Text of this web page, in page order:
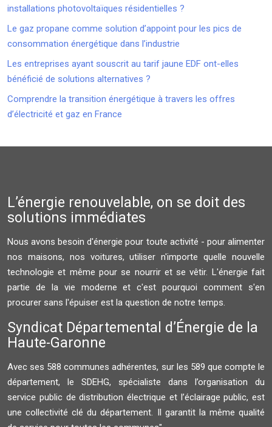
installations photovoltaïques résidentielles ?
Le gaz propane comme solution d’appoint pour les pics de
consommation énergétique dans l’industrie
Les entreprises ayant souscrit au tarif jaune EDF ont-elles
bénéficié de solutions alternatives ?
Comprendre la transition énergétique à travers les offres
d’électricité et gaz en France
L’énergie renouvelable, on se doit des
solutions immédiates
Nous avons besoin d'énergie pour toute activité - pour alimenter
nos maisons, nos voitures, utiliser n'importe quelle nouvelle
technologie et même pour se nourrir et se vêtir. L'énergie fait
partie de la vie moderne et c'est pourquoi comment s'en
procurer sans l'épuiser est la question de notre temps.
Syndicat Départemental d’Énergie de la
Haute-Garonne
Avec ses 588 communes adhérentes, sur les 589 que compte le
département, le SDEHG, spécialiste dans l’organisation du
service public de distribution électrique et l’éclairage public, est
une collectivité clé du département. Il garantit la même qualité